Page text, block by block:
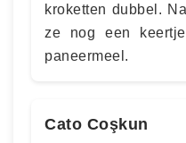
kroketten dubbel.
ze nog een
paneermeel.
Cato Coşkun